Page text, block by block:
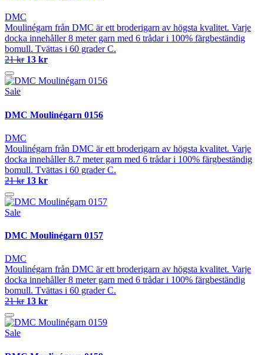
DMC
Moulinégarn från DMC är ett broderigarn av högsta kvalitet. Varje
docka innehåller 8 meter garn med 6 trådar i 100% färgbeständig
bomull. Tvättas i 60 grader C.
21 kr 13 kr
Sale
DMC Moulinégarn 0156
DMC
Moulinégarn från DMC är ett broderigarn av högsta kvalitet. Varje
docka innehåller 8.7 meter garn med 6 trådar i 100% färgbeständig
bomull. Tvättas i 60 grader C.
21 kr 13 kr
Sale
DMC Moulinégarn 0157
DMC
Moulinégarn från DMC är ett broderigarn av högsta kvalitet. Varje
docka innehåller 8 meter garn med 6 trådar i 100% färgbeständig
bomull. Tvättas i 60 grader C.
21 kr 13 kr
Sale